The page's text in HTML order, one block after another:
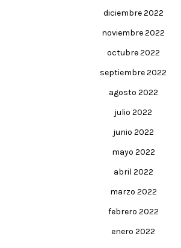
diciembre 2022
noviembre 2022
octubre 2022
septiembre 2022
agosto 2022
julio 2022
junio 2022
mayo 2022
abril 2022
marzo 2022
febrero 2022
enero 2022